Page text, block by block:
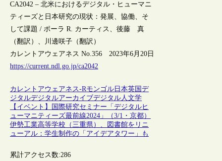
CA2042 – 北米におけるデジタル・ヒューマニ
ティーズと日本研究の現状：発展、協働、そ
して課題 / ポーラ R. カーティス、後藤 真
（翻訳）、川邊咲子（翻訳）
カレントアウェアネス No.356 2023年6月20日
https://current.ndl.go.jp/ca2042
カレントアウェアネス-Rモンゴル 日本英国デ
ジタルデジタルアーカイブデジタル人文学
【イベント】国際研究セミナー「デジタルヒ
ューマニティーズ最前線2024」（3/1・京都）
伊勢工業高等学校（三重県）、図書館をリニ
ューアル：学生制作の「アイデアタワー」も
累計アクセス数:286